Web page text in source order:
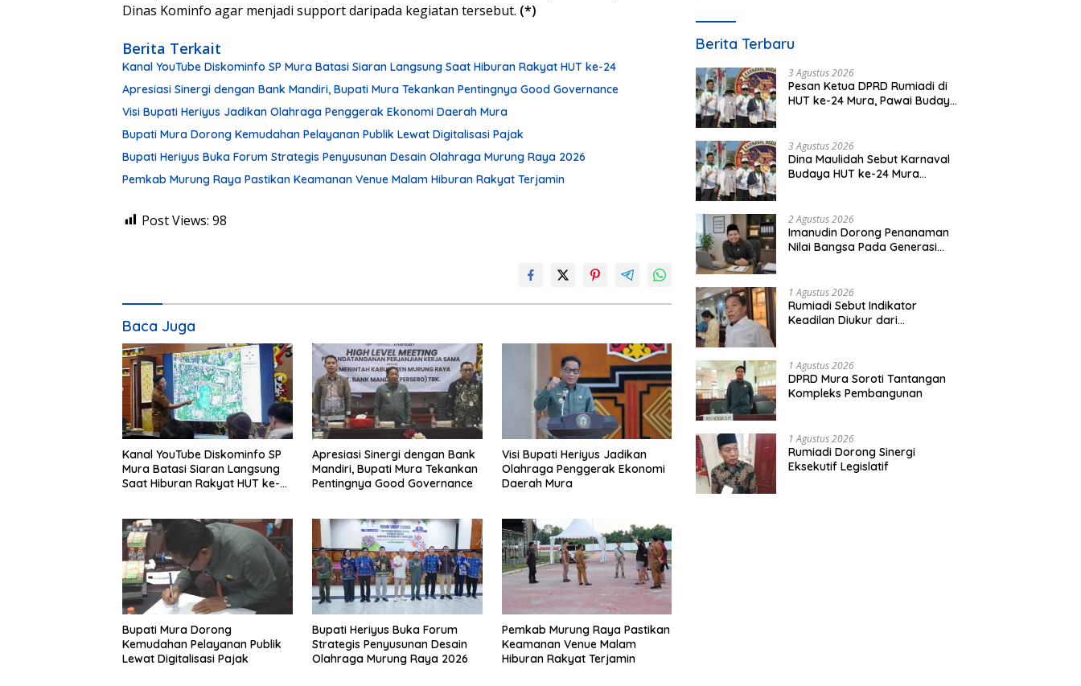
Dinas Kominfo agar menjadi support daripada kegiatan tersebut. (*)
Berita Terkait
Kanal YouTube Diskominfo SP Mura Batasi Siaran Langsung Saat Hiburan Rakyat HUT ke-24
Apresiasi Sinergi dengan Bank Mandiri, Bupati Mura Tekankan Pentingnya Good Governance
Visi Bupati Heriyus Jadikan Olahraga Penggerak Ekonomi Daerah Mura
Bupati Mura Dorong Kemudahan Pelayanan Publik Lewat Digitalisasi Pajak
Bupati Heriyus Buka Forum Strategis Penyusunan Desain Olahraga Murung Raya 2026
Pemkab Murung Raya Pastikan Keamanan Venue Malam Hiburan Rakyat Terjamin
Post Views: 98
Baca Juga
Kanal YouTube Diskominfo SP
Mura Batasi Siaran Langsung
Saat Hiburan Rakyat HUT ke-
Apresiasi Sinergi dengan Bank
Mandiri, Bupati Mura Tekankan
Pentingnya Good Governance
Visi Bupati Heriyus Jadikan
Olahraga Penggerak Ekonomi
Daerah Mura
Bupati Mura Dorong
Kemudahan Pelayanan Publik
Lewat Digitalisasi Pajak
Bupati Heriyus Buka Forum
Strategis Penyusunan Desain
Olahraga Murung Raya 2026
Pemkab Murung Raya Pastikan
Keamanan Venue Malam
Hiburan Rakyat Terjamin
Berita Terbaru
3 Agustus 2026
Pesan Ketua DPRD Rumiadi di
HUT ke-24 Mura, Pawai Budaya
3 Agustus 2026
Dina Maulidah Sebut Karnaval
Budaya HUT ke-24 Mura
2 Agustus 2026
Imanudin Dorong Penanaman
Nilai Bangsa Pada Generasi
1 Agustus 2026
Rumiadi Sebut Indikator
Keadilan Diukur dari
1 Agustus 2026
DPRD Mura Soroti Tantangan
Kompleks Pembangunan
1 Agustus 2026
Rumiadi Dorong Sinergi
Eksekutif Legislatif